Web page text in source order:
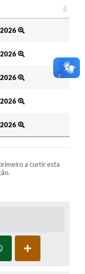
2026
2026
2026
2026
2026
a curtir esta